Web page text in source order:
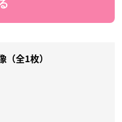
（全1枚）